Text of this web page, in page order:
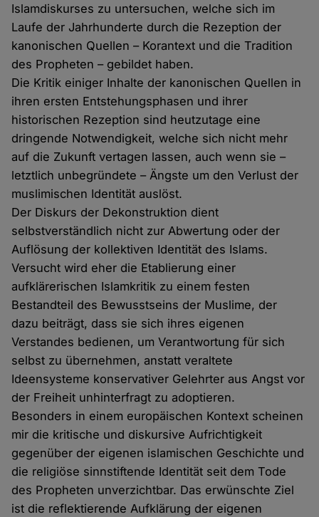
Islamdiskurses zu untersuchen, welche sich im
Laufe der Jahrhunderte durch die Rezeption der
kanonischen Quellen – Korantext und die Tradition
des Propheten – gebildet haben.
Die Kritik einiger Inhalte der kanonischen Quellen in
ihren ersten Entstehungsphasen und ihrer
historischen Rezeption sind heutzutage eine
dringende Notwendigkeit, welche sich nicht mehr
auf die Zukunft vertagen lassen, auch wenn sie –
letztlich unbegründete – Ängste um den Verlust der
muslimischen Identität auslöst.
Der Diskurs der Dekonstruktion dient
selbstverständlich nicht zur Abwertung oder der
Auflösung der kollektiven Identität des Islams.
Versucht wird eher die Etablierung einer
aufklärerischen Islamkritik zu einem festen
Bestandteil des Bewusstseins der Muslime, der
dazu beiträgt, dass sie sich ihres eigenen
Verstandes bedienen, um Verantwortung für sich
selbst zu übernehmen, anstatt veraltete
Ideensysteme konservativer Gelehrter aus Angst vor
der Freiheit unhinterfragt zu adoptieren.
Besonders in einem europäischen Kontext scheinen
mir die kritische und diskursive Aufrichtigkeit
gegenüber der eigenen islamischen Geschichte und
die religiöse sinnstiftende Identität seit dem Tode
des Propheten unverzichtbar. Das erwünschte Ziel
ist die reflektierende Aufklärung der eigenen